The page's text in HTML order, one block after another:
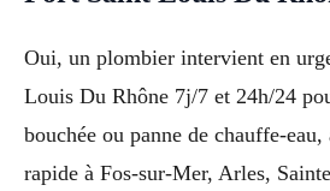
Oui, un plombier intervient en
Louis Du Rhône 7j/7 et 24h/24
bouchée ou panne de chauffe-
rapide à Fos-sur-Mer, Arles,